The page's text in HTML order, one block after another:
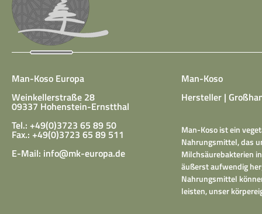
Man-Koso Europa
Weinkellerstraße 28
09337 Hohenstein-Ernstthal
Tel.: +49(0)3723 65 89 50
Fax.: +49(0)3723 65 89 511
E-Mail: info@mk-europa.de
Man-Koso
Hersteller |
Man-Koso ist ein
Nahrungsmittel, das
Milchsäurebakterien
äußerst aufwendig
Nahrungsmittel
leisten, unser